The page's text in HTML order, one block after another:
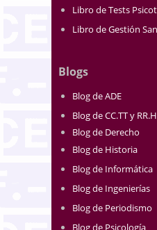
Libro de Tests
Libro de Gestión
Blogs
Blog de ADE
Blog de CC.TT y
Blog de Derecho
Blog de Historia
Blog de Informática
Blog de Ingenierías
Blog de Periodismo
Blog de Psicología